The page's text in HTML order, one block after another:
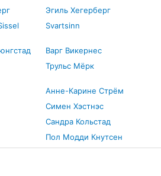
Эгиль Хегерберг
Svartsinn
Варг Викернес
Трульс Мёрк
Анне-Карине Стрём
Симен Хэстнэс
Сандра Кольстад
Пол Модди Кнутсен